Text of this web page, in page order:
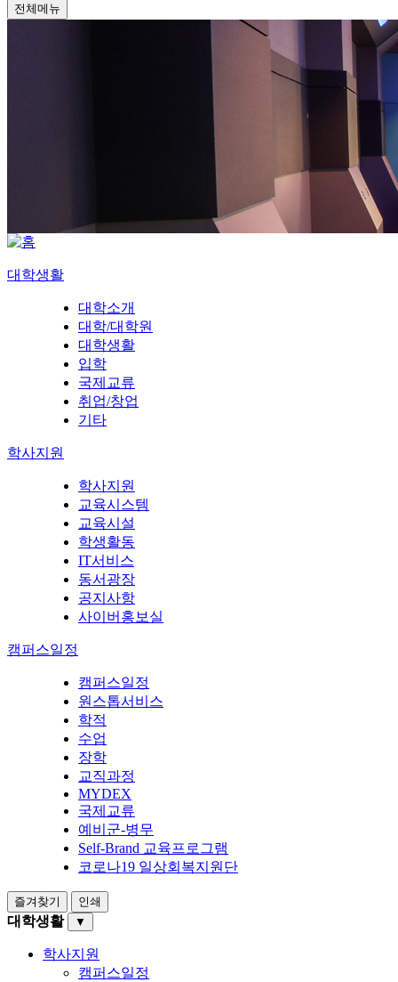
전체메뉴
대학생활
대학소개
대학/대학원
대학생활
입학
국제교류
취업/창업
기타
학사지원
학사지원
교육시스템
교육시설
학생활동
IT서비스
동서광장
공지사항
사이버홍보실
캠퍼스일정
캠퍼스일정
원스톱서비스
학적
수업
장학
교직과정
MYDEX
국제교류
예비군-병무
Self-Brand 교육프로그램
코로나19 일상회복지원단
즐겨찾기 인쇄
대학생활 ▼
학사지원
캠퍼스일정